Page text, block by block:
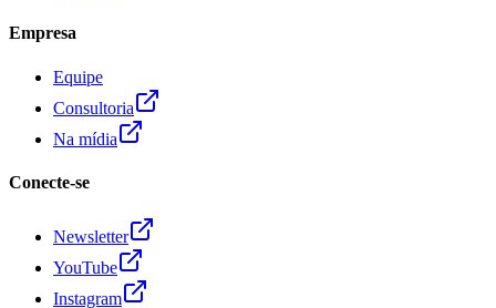
Empresa
Equipe
Consultoria
Na mídia
Conecte-se
Newsletter
YouTube
Instagram